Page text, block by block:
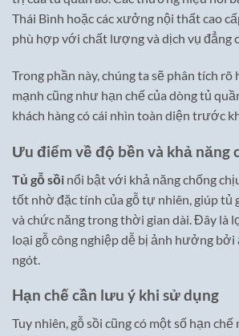
Thái Bình hoặc các xưởng nội thất cao
phù hợp với chất lượng và dịch vụ đẳng
Trong phần này, chúng ta sẽ phân tích
mạnh cũng như hạn chế của dòng tủ
khách hàng có cái nhìn toàn diện trước
Ưu điểm về độ bền và khả năng
Tủ gỗ sồi nổi bật với khả năng chống
tốt nhờ đặc tính của gỗ tự nhiên, giúp tủ
và chức năng trong thời gian dài. Đây là
loại gỗ công nghiệp dễ bị ảnh hưởng bởi
ngót.
Hạn chế cần lưu ý khi sử dụng
Tuy nhiên, gỗ sồi cũng có một số hạn